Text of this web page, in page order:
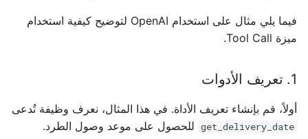
فيما يلي مثال على استخدام OpenAI لتوضيح كيفية استخدام
ميزة Tool Call.
1. تعريف الأدوات
أولاً، قم بإنشاء تعريف الأداة. في هذا المثال، نعرف وظيفة تُدعى
get_delivery_date للحصول على موعد وصول الطرد.